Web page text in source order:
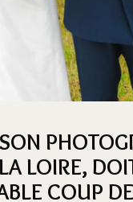
LOIRE,
COUP